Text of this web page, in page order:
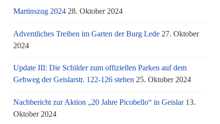
Martinszug 2024 28. Oktober 2024
Adventliches Treiben im Garten der Burg Lede 27. Oktober
2024
Update III: Die Schilder zum offiziellen Parken auf dem
Gehweg der Geislarstr. 122-126 stehen 25. Oktober 2024
Nachbericht zur Aktion „20 Jahre Picobello“ in Geislar 13.
Oktober 2024